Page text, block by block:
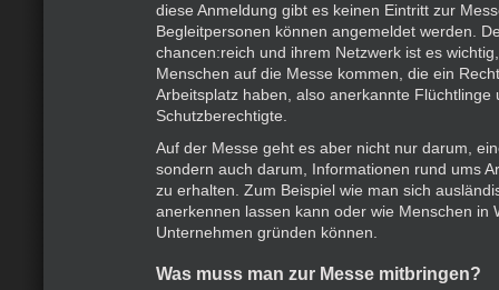
diese Anmeldung gibt es keinen Eintritt zur
Begleitpersonen können angemeldet werden.
chancen:reich und ihrem Netzwerk ist es
Menschen auf die Messe kommen, die ein
Arbeitsplatz haben, also anerkannte Flüchtlinge
Schutzberechtigte.
Auf der Messe geht es aber nicht nur darum,
sondern auch darum, Informationen rund ums
zu erhalten. Zum Beispiel wie man sich
anerkennen lassen kann oder wie Menschen in
Unternehmen gründen können.
Was muss man zur Messe mitbringen?